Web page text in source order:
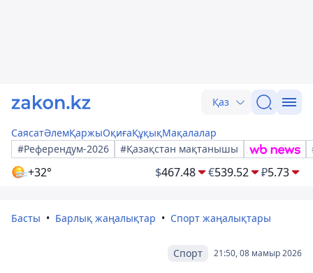
Қаз
СаясатӘлемҚаржыОқиғаҚұқықМақалалар
#Референдум-2026
#Қазақстан мақтанышы
+32° $467.48 €539.52 ₽5.73
Басты Барлық жаңалықтар Спорт жаңалықтары
21:50, 08 мамыр 2026
Спорт